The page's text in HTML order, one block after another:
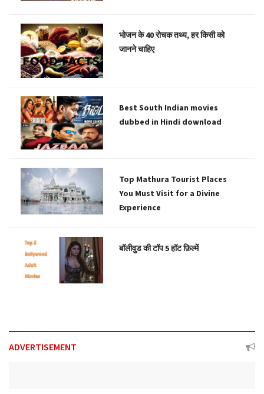
भोजन के 40 रोचक तथ्य, हर किसी को
जानने चाहिए
Best South Indian movies
dubbed in Hindi download
Top Mathura Tourist Places
You Must Visit for a Divine
Experience
बॉलीवुड की टॉप 5 हॉट फ़िल्में
ADVERTISEMENT